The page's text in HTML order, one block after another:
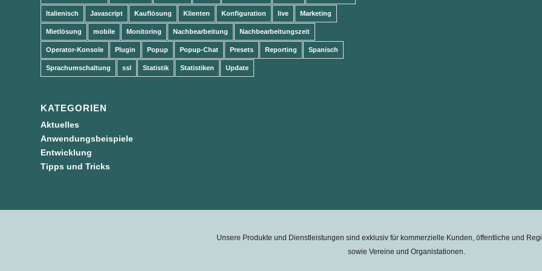
Italienisch Javascript Kauflösung Klienten Konfiguration live Marketing
Mietlösung mobile Monitoring Nachbearbeitung Nachbearbeitungszeit
Operator-Konsole Plugin Popup Popup-Chat Presets Reporting Spanisch
Sprachumschaltung ssl Statistik Statistiken Update
KATEGORIEN
Aktuelles
Anwendungsbeispiele
Entwicklung
Tipps und Tricks
Unsere Produkte und Dienstleistungen sind exklusiv für kommerzielle Kunden, öffentliche und
sowie Vereine und Organistationen.